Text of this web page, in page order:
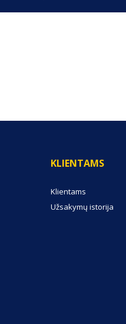
KLIENTAMS
Klientams
Užsakymų istorija